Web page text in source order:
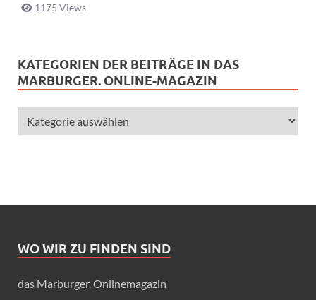
1175 Views
KATEGORIEN DER BEITRÄGE IN DAS
MARBURGER. ONLINE-MAGAZIN
WO WIR ZU FINDEN SIND
das Marburger. Onlinemagazin